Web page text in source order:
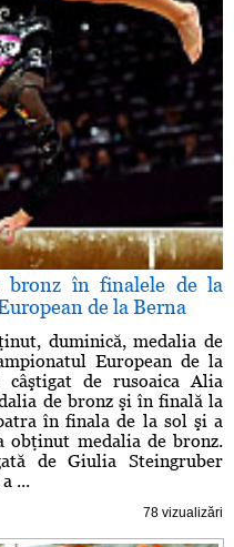
bronz în finalele de la
de la Berna
duminică, medalia de
European de la
de rusoaica Alia
de bronz şi în finală la
în finala de la sol şi a
obţinut medalia de bronz.
de Giulia Steingruber
...
78 vizualizări